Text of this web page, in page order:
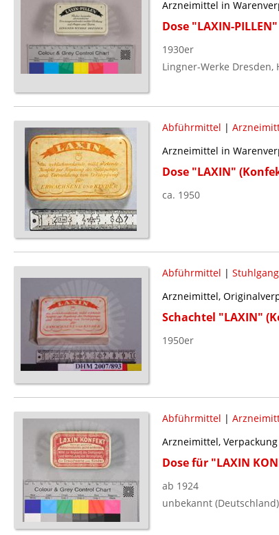
Arzneimittel in
Dose "LAXIN-PILLEN"
1930er
Lingner-Werke Dresden,
Abführmittel |
Arzneimittel in
Dose "LAXIN"
ca. 1950
Abführmittel | Stuhlgang
Arzneimittel,
Schachtel "LAXIN"
1950er
Abführmittel |
Arzneimittel, Verpackung
Dose für "LAXIN
ab 1924
unbekannt (Deutschland)